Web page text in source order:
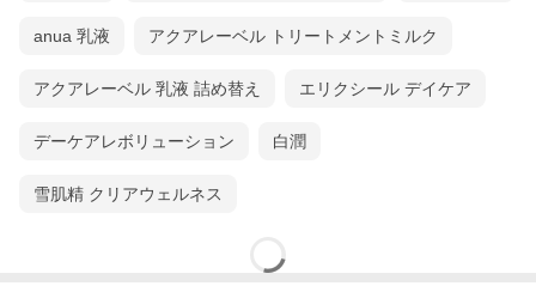
anua 乳液 アクアレーベル トリートメントミルク
アクアレーベル 乳液 詰め替え エリクシール デイケア
デーケアレボリューション 白潤
雪肌精 クリアウェルネス